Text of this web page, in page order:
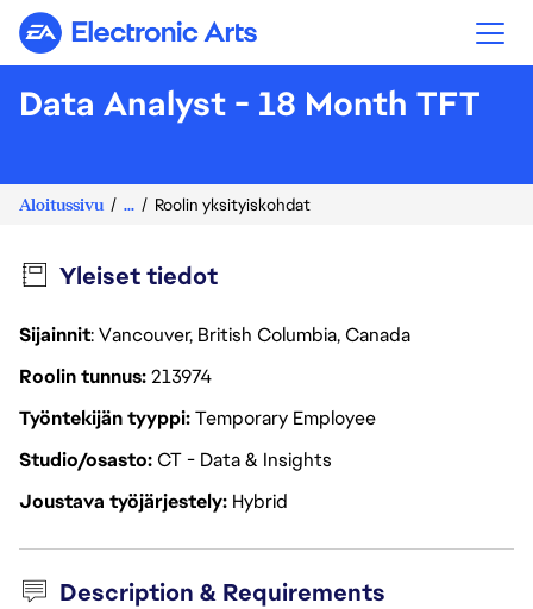
Electronic Arts
Data Analyst - 18 Month TFT
Aloitussivu ... Roolin yksityiskohdat
Yleiset tiedot
Sijainnit: Vancouver, British Columbia, Canada
Roolin tunnus213974
Työntekijän tyyppiTemporary Employee
Studio/osastoCT - Data & Insights
Joustava työjärjestely Hybrid
Description & Requirements